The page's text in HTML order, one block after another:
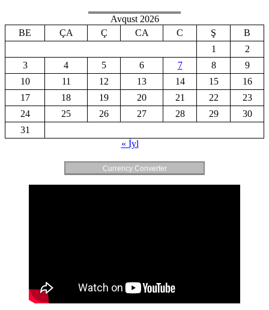
Avqust 2026
BE
ÇA Ç CA C Ş
B
1
2
3
4 5 6 7 8
9
10
11 12 13 14 15
16
17
18 19 20 21 22
23
24
25 26 27 28 29
30
31
« İyl
Currency Converter